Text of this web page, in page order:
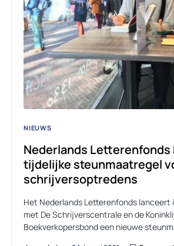
NIEUWS
Nederlands
tijdelijke steunmaatregel
schrijversoptredens
Het Nederlands Letterenfonds lanceert
met De Schrijverscentrale en de
Boekverkopersbond een nieuwe